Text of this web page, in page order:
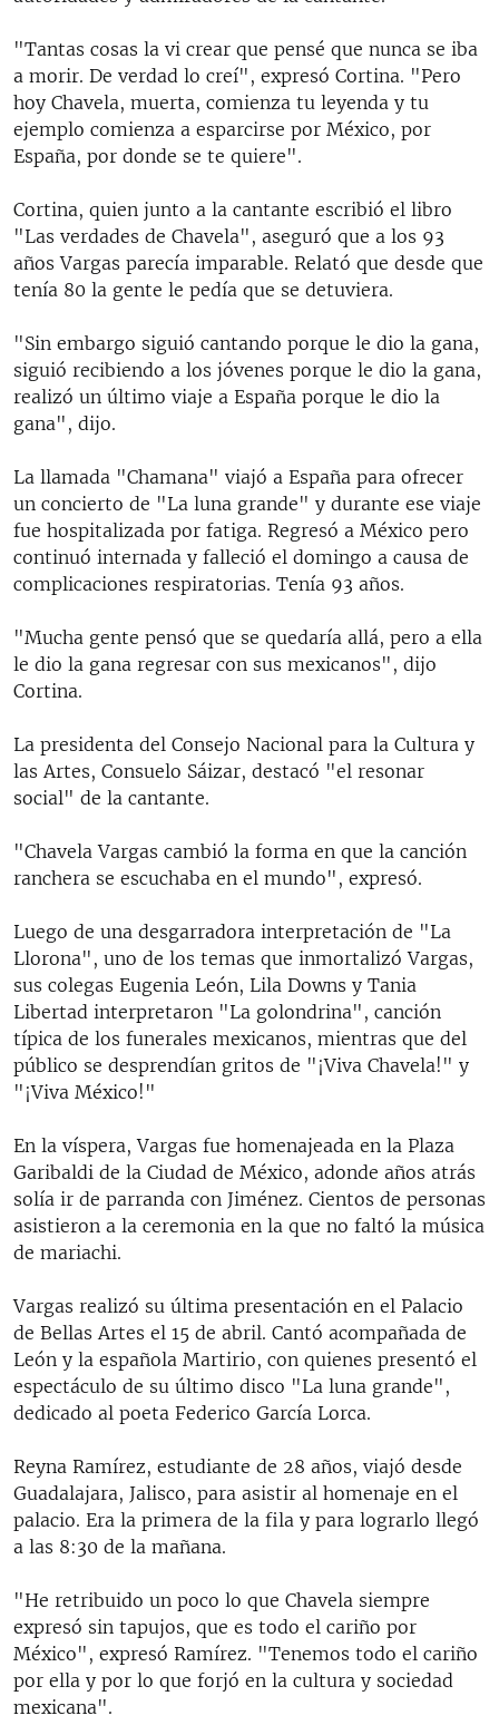
"Tantas cosas la vi crear que pensé que nunca se iba
a morir. De verdad lo creí", expresó Cortina. "Pero
hoy Chavela, muerta, comienza tu leyenda y tu
ejemplo comienza a esparcirse por México, por
España, por donde se te quiere".
Cortina, quien junto a la cantante escribió el libro
"Las verdades de Chavela", aseguró que a los 93
años Vargas parecía imparable. Relató que desde que
tenía 80 la gente le pedía que se detuviera.
"Sin embargo siguió cantando porque le dio la gana,
siguió recibiendo a los jóvenes porque le dio la gana,
realizó un último viaje a España porque le dio la
gana", dijo.
La llamada "Chamana" viajó a España para ofrecer
un concierto de "La luna grande" y durante ese viaje
fue hospitalizada por fatiga. Regresó a México pero
continuó internada y falleció el domingo a causa de
complicaciones respiratorias. Tenía 93 años.
"Mucha gente pensó que se quedaría allá, pero a ella
le dio la gana regresar con sus mexicanos", dijo
Cortina.
La presidenta del Consejo Nacional para la Cultura y
las Artes, Consuelo Sáizar, destacó "el resonar
social" de la cantante.
"Chavela Vargas cambió la forma en que la canción
ranchera se escuchaba en el mundo", expresó.
Luego de una desgarradora interpretación de "La
Llorona", uno de los temas que inmortalizó Vargas,
sus colegas Eugenia León, Lila Downs y Tania
Libertad interpretaron "La golondrina", canción
típica de los funerales mexicanos, mientras que del
público se desprendían gritos de "¡Viva Chavela!" y
"¡Viva México!"
En la víspera, Vargas fue homenajeada en la Plaza
Garibaldi de la Ciudad de México, adonde años atrás
solía ir de parranda con Jiménez. Cientos de personas
asistieron a la ceremonia en la que no faltó la música
de mariachi.
Vargas realizó su última presentación en el Palacio
de Bellas Artes el 15 de abril. Cantó acompañada de
León y la española Martirio, con quienes presentó el
espectáculo de su último disco "La luna grande",
dedicado al poeta Federico García Lorca.
Reyna Ramírez, estudiante de 28 años, viajó desde
Guadalajara, Jalisco, para asistir al homenaje en el
palacio. Era la primera de la fila y para lograrlo llegó
a las 8:30 de la mañana.
"He retribuido un poco lo que Chavela siempre
expresó sin tapujos, que es todo el cariño por
México", expresó Ramírez. "Tenemos todo el cariño
por ella y por lo que forjó en la cultura y sociedad
mexicana".